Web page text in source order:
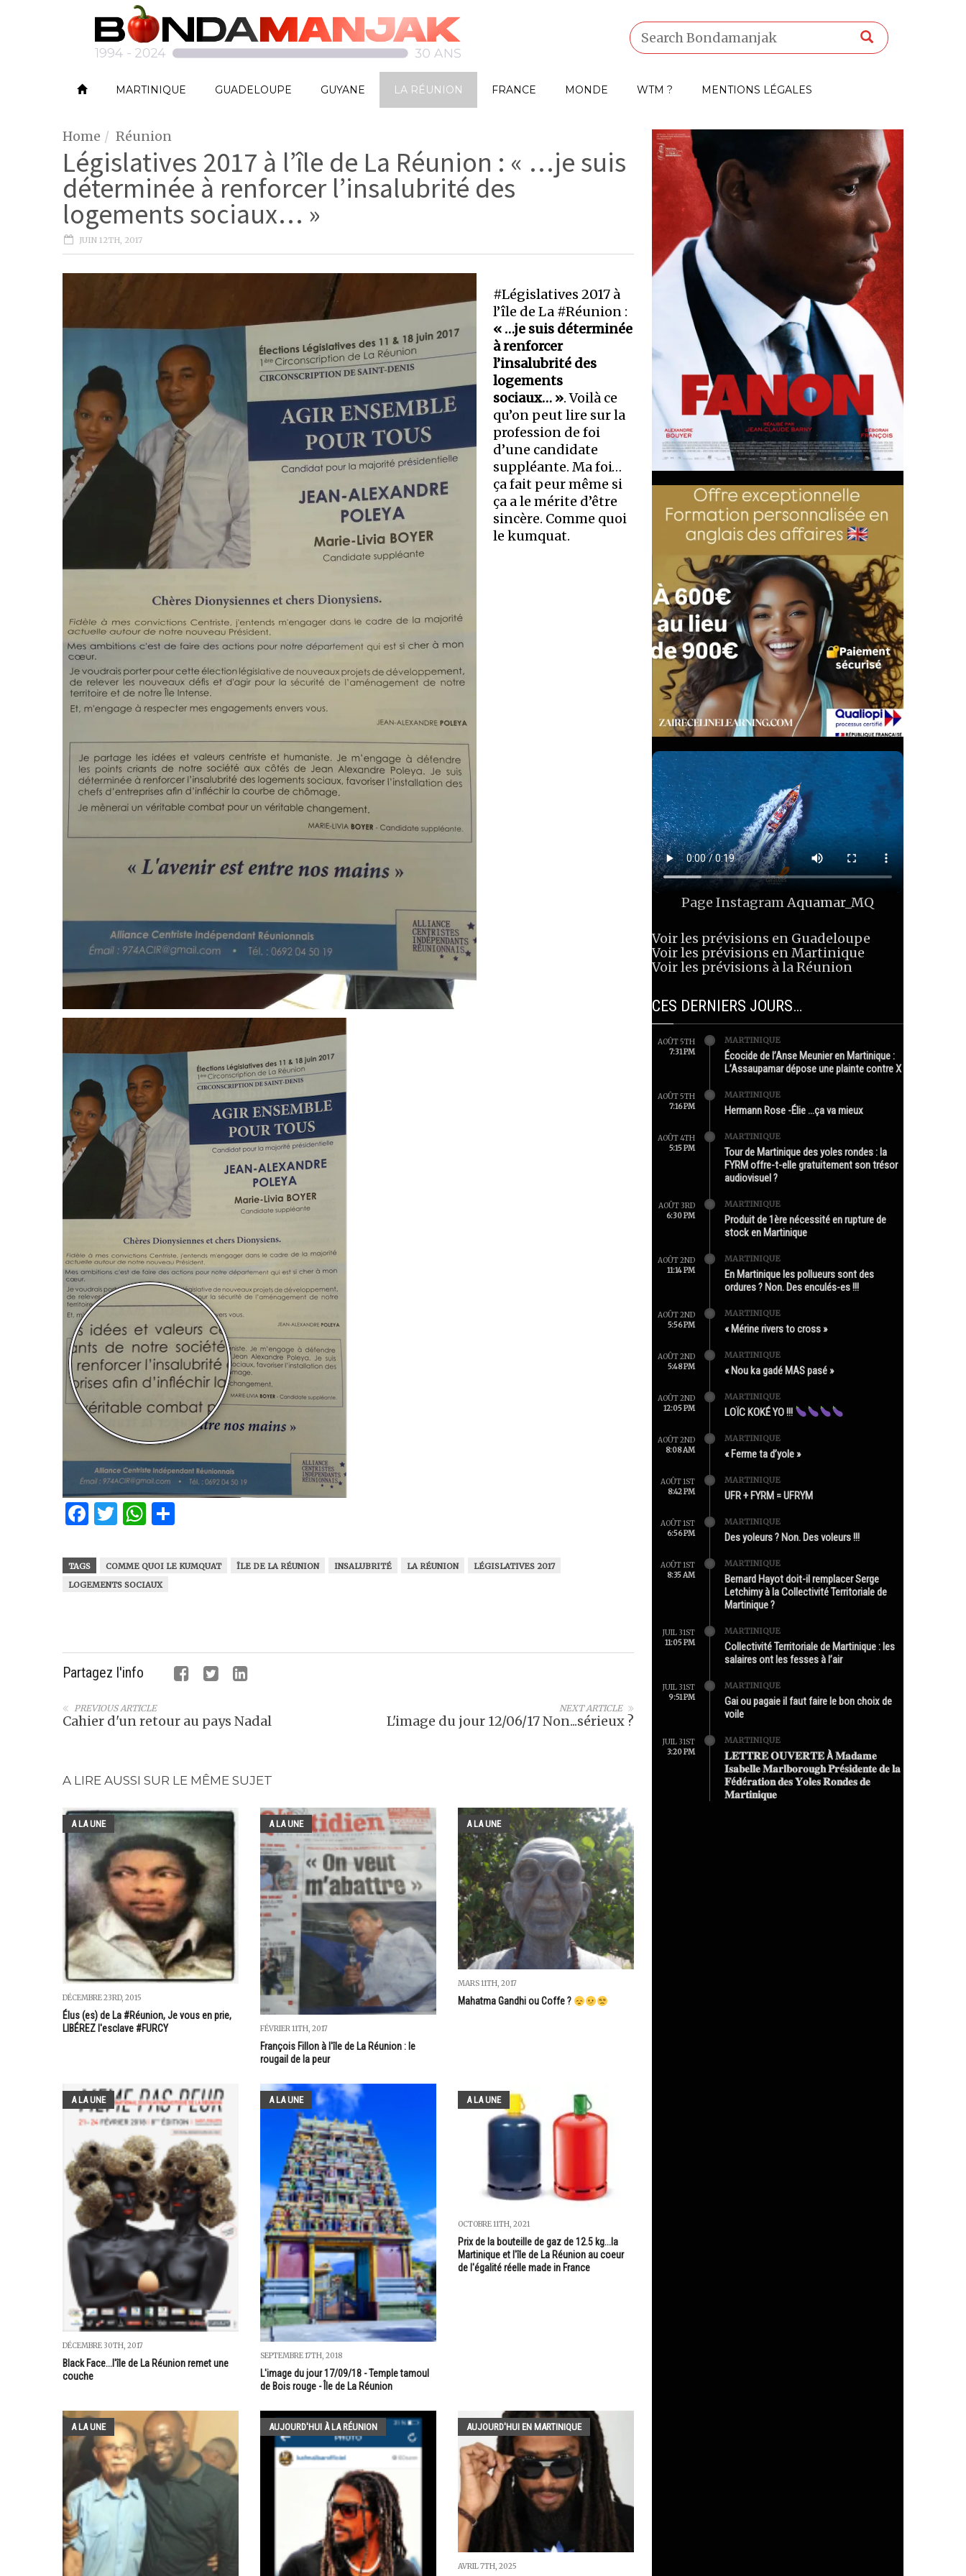
MARTINIQUE GUADELOUPE GUYANE LA RÉUNION FRANCE MONDE WTM ? MENTIONS LÉGALES
Home Réunion
Législatives 2017 à l’île de La Réunion : « …je suis
déterminée à renforcer l’insalubrité des
logements sociaux… »
JUIN 12TH, 2017
#Législatives 2017 à
l’île de La #Réunion :
« …je suis déterminée
à renforcer
l’insalubrité des
logements
sociaux… ». Voilà ce
qu’on peut lire sur la
profession de foi
d’une candidate
suppléante. Ma foi…
ça fait peur même si
ça a le mérite d’être
sincère. Comme quoi
le kumquat.
Facebook
Twitter
WhatsApp
TAGS COMME QUOI LE KUMQUAT ÎLE DE LA RÉUNION INSALUBRITÉ LA RÉUNION
LÉGISLATIVES 2017
LOGEMENTS SOCIAUX
Partagez l'info
NEXT ARTICLE
L'image du jour 12/06/17 Non...sérieux ?
PREVIOUS ARTICLE
Cahier d'un retour au pays Nadal
A LIRE AUSSI SUR LE MÊME SUJET
A LA UNE
DÉCEMBRE 23RD, 2015
Élus (es) de La #Réunion, Je vous en prie,
LIBÉREZ l'esclave #FURCY
A LA UNE
FÉVRIER 11TH, 2017
François Fillon à l'île de La Réunion : le
rougail de la peur
A LA UNE
MARS 11TH, 2017
Mahatma Gandhi ou Coffe ?
A LA UNE
DÉCEMBRE 30TH, 2017
Black Face...l'île de La Réunion remet une
couche
A LA UNE
SEPTEMBRE 17TH, 2018
L'image du jour 17/09/18 - Temple tamoul
de Bois rouge - Île de La Réunion
A LA UNE
OCTOBRE 11TH, 2021
Prix de la bouteille de gaz de 12.5 kg...la
Martinique et l'île de La Réunion au coeur
de l'égalité réelle made in France
A LA UNE AUJOURD'HUI À LA RÉUNION AUJOURD'HUI EN MARTINIQUE
AVRIL 7TH, 2025
Page InstagramAquamar_MQ
Voir les prévisions en Guadeloupe
Voir les prévisions en Martinique
Voir les prévisions à la Réunion
CES DERNIERS JOURS…
AOÛT 5TH
7:31 PM
MARTINIQUE
Écocide de l’Anse Meunier en Martinique :
L’Assaupamar dépose une plainte contre X
AOÛT 5TH
7:16 PM
MARTINIQUE
Hermann Rose -Élie …ça va mieux
AOÛT 4TH
5:15 PM
MARTINIQUE
Tour de Martinique des yoles rondes : la
FYRM offre-t-elle gratuitement son trésor
audiovisuel ?
AOÛT 3RD
6:30 PM
MARTINIQUE
Produit de 1ère nécessité en rupture de
stock en Martinique
AOÛT 2ND
11:14 PM
MARTINIQUE
En Martinique les pollueurs sont des
ordures ? Non. Des enculés-es !!!
AOÛT 2ND
5:56 PM
MARTINIQUE
« Mérine rivers to cross »
AOÛT 2ND
5:48 PM
MARTINIQUE
« Nou ka gadé MAS pasé »
AOÛT 2ND
12:05 PM
MARTINIQUE
LOÏC KOKÉ YO !!!
AOÛT 2ND
8:08 AM
MARTINIQUE
« Ferme ta d’yole »
AOÛT 1ST
8:42 PM
MARTINIQUE
UFR + FYRM = UFRYM
AOÛT 1ST
6:56 PM
MARTINIQUE
Des yoleurs ? Non. Des voleurs !!!
AOÛT 1ST
8:35 AM
MARTINIQUE
Bernard Hayot doit-il remplacer Serge
Letchimy à la Collectivité Territoriale de
Martinique ?
JUIL 31ST
11:05 PM
MARTINIQUE
Collectivité Territoriale de Martinique : les
salaires ont les fesses à l’air
JUIL 31ST
9:51 PM
MARTINIQUE
Gai ou pagaie il faut faire le bon choix de
voile
JUIL 31ST
3:20 PM
MARTINIQUE
𝐋𝐄𝐓𝐓𝐑𝐄 𝐎𝐔𝐕𝐄𝐑𝐓𝐄 À 𝐌𝐚𝐝𝐚𝐦𝐞
𝐈𝐬𝐚𝐛𝐞𝐥𝐥𝐞 𝐌𝐚𝐫𝐥𝐛𝐨𝐫𝐨𝐮𝐠𝐡 𝐏𝐫é𝐬𝐢𝐝𝐞𝐧𝐭𝐞 𝐝𝐞 𝐥𝐚
𝐅é𝐝é𝐫𝐚𝐭𝐢𝐨𝐧 𝐝𝐞𝐬 𝐘𝐨𝐥𝐞𝐬 𝐑𝐨𝐧𝐝𝐞𝐬 𝐝𝐞
𝐌𝐚𝐫𝐭𝐢𝐧𝐢𝐪𝐮𝐞